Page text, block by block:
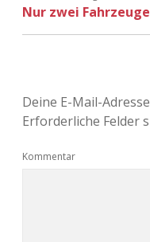
Nur zwei Fahrzeuge
Deine E-Mail-
Erforderliche Felder
Kommentar